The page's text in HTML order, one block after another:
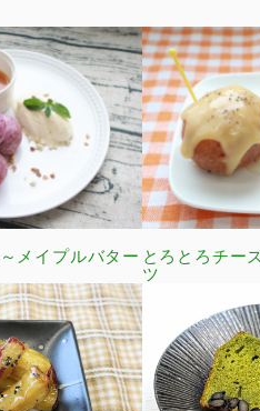
メイプルバター とろとろチー
ツ